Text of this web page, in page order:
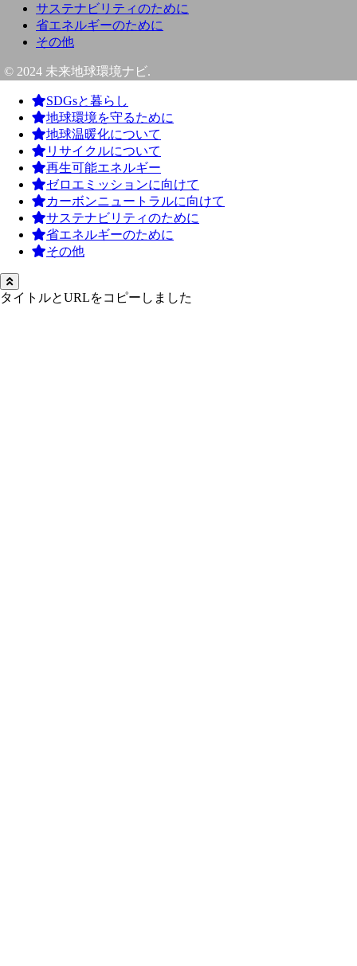
サステナビリティのために
省エネルギーのために
その他
© 2024 未来地球環境ナビ.
SDGsと暮らし
地球環境を守るために
地球温暖化について
リサイクルについて
再生可能エネルギー
ゼロエミッションに向けて
カーボンニュートラルに向けて
サステナビリティのために
省エネルギーのために
その他
タイトルとURLをコピーしました